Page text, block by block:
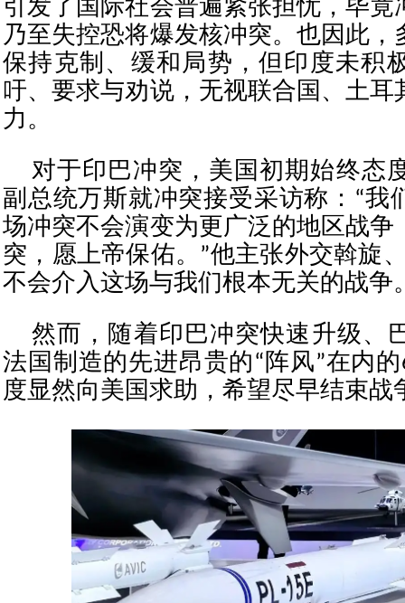
引发了国际社会普遍紧张担忧，毕竟
乃至失控恐将爆发核冲突。也因此，
保持克制、缓和局势，但印度未积
吁、要求与劝说，无视联合国、土耳
力。
对于印巴冲突，美国初期始终态
副总统万斯就冲突接受采访称：“我
场冲突不会演变为更广泛的地区战争
突，愿上帝保佑。”他主张外交斡旋
不会介入这场与我们根本无关的战争
然而，随着印巴冲突快速升级、
法国制造的先进昂贵的“阵风”在内
度显然向美国求助，希望尽早结束战